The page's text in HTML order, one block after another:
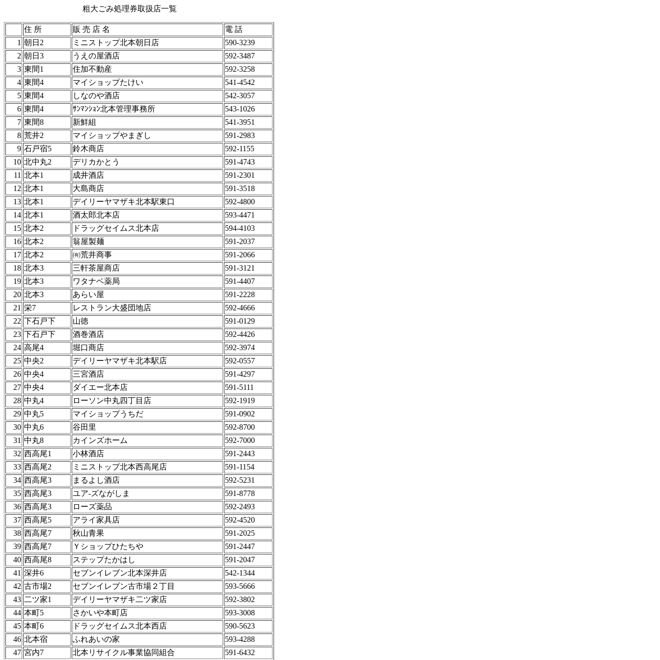
粗大ごみ処理券取扱店一覧
住 所 販 売 店 名
電 話
1 朝日2 ミニストップ北本朝日店
590-3239
2 朝日3 うえの屋酒店
592-3487
3 東間1 住加不動産
592-3258
4 東間4 マイショップたけい
541-4542
5 東間4 しなのや酒店
542-3057
6 東間4 ｻﾝﾏﾝｼｮﾝ北本管理事務所
543-1026
7 東間8 新鮮組
541-3951
8 荒井2 マイショップやまぎし
591-2983
9 石戸宿5 鈴木商店
592-1155
10 北中丸2 デリカかとう
591-4743
11 北本1 成井酒店
591-2301
12 北本1 大島商店
591-3518
13 北本1 デイリーヤマザキ北本駅東口
592-4800
14 北本1 酒太郎北本店
593-4471
15 北本2 ドラッグセイムス北本店
594-4103
16 北本2 翁屋製麺
591-2037
17 北本2 ㈲荒井商事
591-2066
18 北本3 三軒茶屋商店
591-3121
19 北本3 ワタナベ薬局
591-4407
20 北本3 あらい屋
591-2228
21 栄7 レストラン大盛団地店
592-4666
22 下石戸下 山徳
591-0129
23 下石戸下 酒巻酒店
592-4426
24 高尾4 堀口商店
592-3974
25 中央2 デイリーヤマザキ北本駅店
592-0557
26 中央4 三宮酒店
591-4297
27 中央4 ダイエー北本店
591-5111
28 中丸4 ローソン中丸四丁目店
592-1919
29 中丸5 マイショップうちだ
591-0902
30 中丸6 谷田里
592-8700
31 中丸8 カインズホーム
592-7000
32 西高尾1 小林酒店
591-2443
33 西高尾2 ミニストップ北本西高尾店
591-1154
34 西高尾3 まるよし酒店
592-5231
35 西高尾3 ユア-ズながしま
591-8778
36 西高尾3 ローズ薬品
592-2493
37 西高尾5 アライ家具店
592-4520
38 西高尾7 秋山青果
591-2025
39 西高尾7 Ｙショップひたちや
591-2447
40 西高尾8 ステップたかはし
591-2047
41 深井6 セブンイレブン北本深井店
542-1344
42 古市場2 セブンイレブン古市場２丁目
593-5666
43 二ツ家1 デイリーヤマザキ二ツ家店
592-3802
44 本町5 さかいや本町店
593‐3008
45 本町6 ドラッグセイムス北本西店
590-5623
46 北本宿 ふれあいの家
593-4288
47 宮内7 北本リサイクル事業協同組合 591-6432